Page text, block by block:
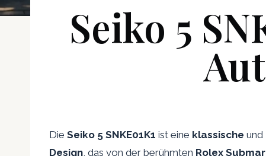
Seiko 5
Die Seiko 5 SNKE01K1 ist eine klassische und
Design, das von der berühmten Rolex